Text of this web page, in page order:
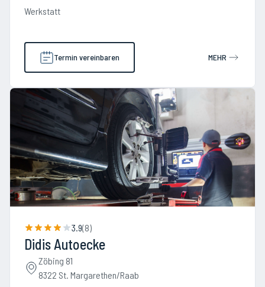
Werkstatt
Termin vereinbaren MEHR
3.9(8)
Didis Autoecke
Zöbing 81
8322 St. Margarethen/Raab